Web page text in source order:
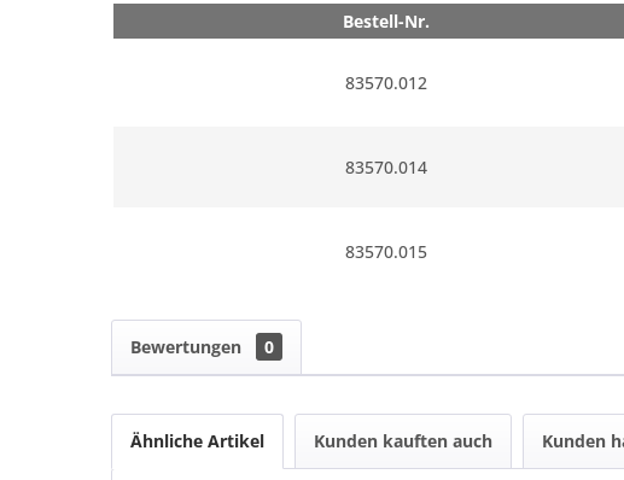
Bestell-Nr.
83570.012
83570.014
83570.015
Bewertungen 0
Ähnliche Artikel Kunden kauften auch Kunden